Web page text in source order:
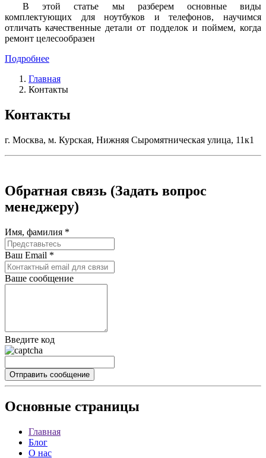
В этой статье мы разберем основные виды
комплектующих для ноутбуков и телефонов, научимся
отличать качественные детали от подделок и поймем, когда
ремонт целесообразен
Подробнее
Главная
Контакты
Контакты
г. Москва, м. Курская, Нижняя Сыромятническая улица, 11к1
Обратная связь (Задать вопрос
менеджеру)
Имя, фамилия *
Ваш Email *
Ваше сообщение
Введите код
Основные страницы
Главная
Блог
О нас